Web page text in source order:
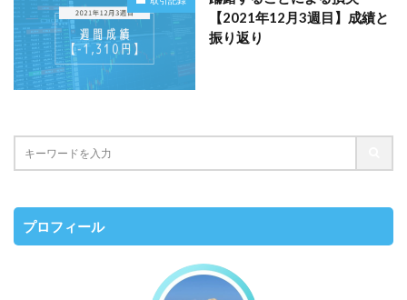
【2021年12月3週目】成績と
振り返り
プロフィール